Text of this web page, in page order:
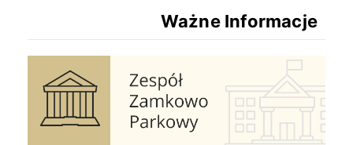
Ważne Informacje